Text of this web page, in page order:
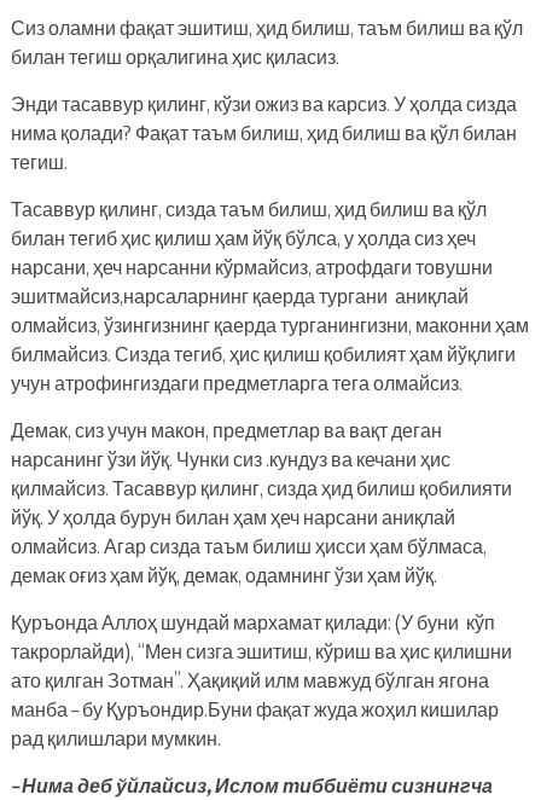
Сиз оламни фақат эшитиш, ҳид билиш, таъм билиш ва қўл
билан тегиш орқалигина ҳис қиласиз.
Энди тасаввур қилинг, кўзи ожиз ва карсиз. У ҳолда сизда
нима қолади? Фақат таъм билиш, ҳид билиш ва қўл билан
тегиш.
Тасаввур қилинг, сизда таъм билиш, ҳид билиш ва қўл
билан тегиб ҳис қилиш ҳам йўқ бўлса, у ҳолда сиз ҳеч
нарсани, ҳеч нарсанни кўрмайсиз, атрофдаги товушни
эшитмайсиз,нарсаларнинг қаерда тургани аниқлай
олмайсиз, ўзингизнинг қаерда турганингизни, маконни ҳам
билмайсиз. Сизда тегиб, ҳис қилиш қобилият ҳам йўқлиги
учун атрофингиздаги предметларга тега олмайсиз.
Демак, сиз учун макон, предметлар ва вақт деган
нарсанинг ўзи йўқ. Чунки сиз .кундуз ва кечани ҳис
қилмайсиз. Тасаввур қилинг, сизда ҳид билиш қобилияти
йўқ. У ҳолда бурун билан ҳам ҳеч нарсани аниқлай
олмайсиз. Агар сизда таъм билиш ҳисси ҳам бўлмаса,
демак оғиз ҳам йўқ, демак, одамнинг ўзи ҳам йўқ.
Қуръонда Аллоҳ шундай мархамат қилади: (У буни кўп
такрорлайди), “Мен сизга эшитиш, кўриш ва ҳис қилишни
ато қилган Зотман”. Ҳақиқий илм мавжуд бўлган ягона
манба – бу Қуръондир.Буни фақат жуда жоҳил кишилар
рад қилишлари мумкин.
– Нима деб ўйлайсиз, Ислом тиббиёти сизнингча